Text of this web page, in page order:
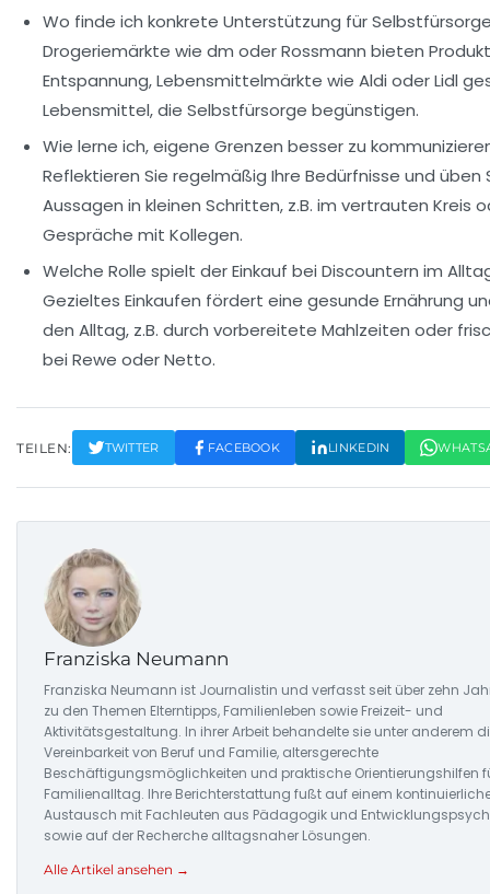
Wo finde ich konkrete Unterstützung für
Drogeriemärkte wie dm oder Rossmann bieten
Entspannung, Lebensmittelmärkte wie Aldi oder Lidl
Lebensmittel, die Selbstfürsorge begünstigen.
Wie lerne ich, eigene Grenzen besser zu
Reflektieren Sie regelmäßig Ihre Bedürfnisse und üben
Aussagen in kleinen Schritten, z.B. im vertrauten Kreis
Gespräche mit Kollegen.
Welche Rolle spielt der Einkauf bei Discountern im
Gezieltes Einkaufen fördert eine gesunde Ernährung
den Alltag, z.B. durch vorbereitete Mahlzeiten oder
bei Rewe oder Netto.
TEILEN: TWITTER FACEBOOK LINKEDIN
Franziska Neumann
Franziska Neumann ist Journalistin und verfasst seit über zehn
zu den Themen Elterntipps, Familienleben sowie Freizeit- und
Aktivitätsgestaltung. In ihrer Arbeit behandelte sie unter anderem
Vereinbarkeit von Beruf und Familie, altersgerechte
Beschäftigungsmöglichkeiten und praktische Orientierungshilfen
Familienalltag. Ihre Berichterstattung fußt auf einem
Austausch mit Fachleuten aus Pädagogik und
sowie auf der Recherche alltagsnaher Lösungen.
Alle Artikel ansehen →